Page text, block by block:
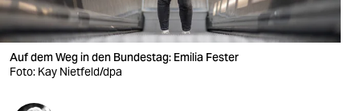
verlag
verlag
veranstaltungen
shop
Auf dem Weg in den Bundestag: Emilia Fester
Foto: Kay Nietfeld/dpa